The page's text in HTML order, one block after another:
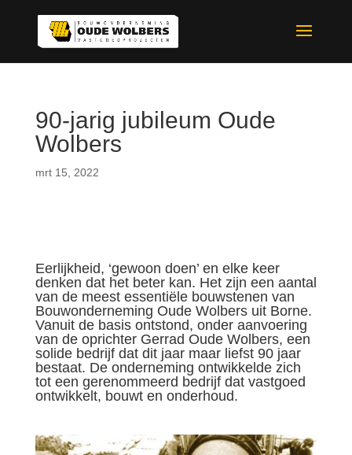
90-jarig jubileum Oude
Wolbers
mrt 15, 2022
Eerlijkheid, ‘gewoon doen’ en elke keer
denken dat het beter kan. Het zijn een aantal
van de meest essentiële bouwstenen van
Bouwonderneming Oude Wolbers uit Borne.
Vanuit de basis ontstond, onder aanvoering
van de oprichter Gerrad Oude Wolbers, een
solide bedrijf dat dit jaar maar liefst 90 jaar
bestaat. De onderneming ontwikkelde zich
tot een gerenommeerd bedrijf dat vastgoed
ontwikkelt, bouwt en onderhoud.